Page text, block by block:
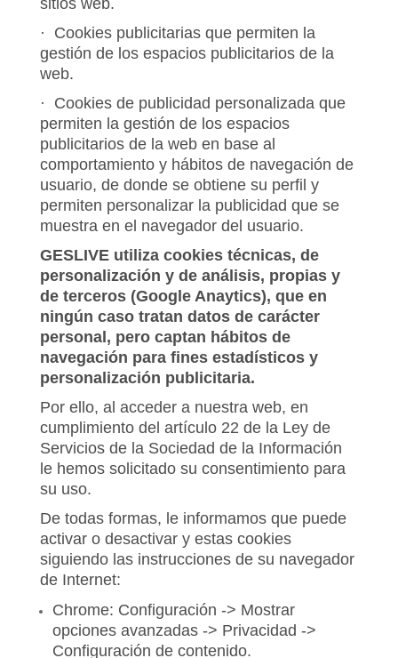
sitios web.
· Cookies publicitarias que permiten la
gestión de los espacios publicitarios de la
web.
· Cookies de publicidad personalizada que
permiten la gestión de los espacios
publicitarios de la web en base al
comportamiento y hábitos de navegación de
usuario, de donde se obtiene su perfil y
permiten personalizar la publicidad que se
muestra en el navegador del usuario.
GESLIVE utiliza cookies técnicas, de
personalización y de análisis, propias y
de terceros (Google Anaytics), que en
ningún caso tratan datos de carácter
personal, pero captan hábitos de
navegación para fines estadísticos y
personalización publicitaria.
Por ello, al acceder a nuestra web, en
cumplimiento del artículo 22 de la Ley de
Servicios de la Sociedad de la Información
le hemos solicitado su consentimiento para
su uso.
De todas formas, le informamos que puede
activar o desactivar y estas cookies
siguiendo las instrucciones de su navegador
de Internet:
Chrome: Configuración -> Mostrar
opciones avanzadas -> Privacidad ->
Configuración de contenido.